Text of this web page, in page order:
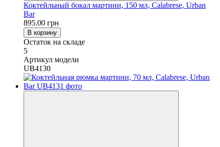
Коктейльный бокал мартини, 150 мл, Calabrese, Urban
Bar
895.00 грн
В корзину
Остаток на складе
5
Артикул модели
UB4130